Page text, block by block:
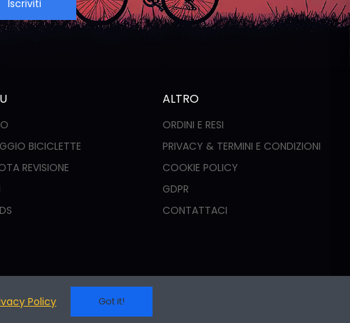
Iscriviti
BICICLETTE
REVISIONE
ALTRO
ORDINI E RESI
PRIVACY & TERMINI E CONDIZIONI
COOKIE POLICY
GDPR
CONTATTACI
Policy Got it!